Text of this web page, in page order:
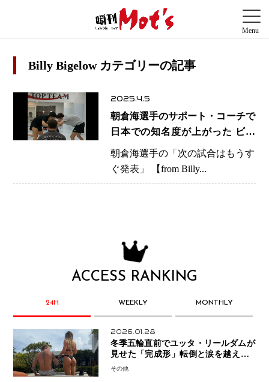
Billy Bigelow カテゴリーの記事
2025.4.5
朝倉海選手のサポート・コーチで
日本での知名度が上がった ビリ
ー・ビゲロウコーチがJTTを離
脱
朝倉海選手の「次の試合はもうす
ぐ発表」 【from Billy...
ACCESS RANKING
24H WEEKLY MONTHLY
2026.01.28
冬季五輪直前でユッタ・リールダムが
見せた「完成形」転倒と涙を越えて─
ミラノで金を狙うオランダ女王の現在
その他